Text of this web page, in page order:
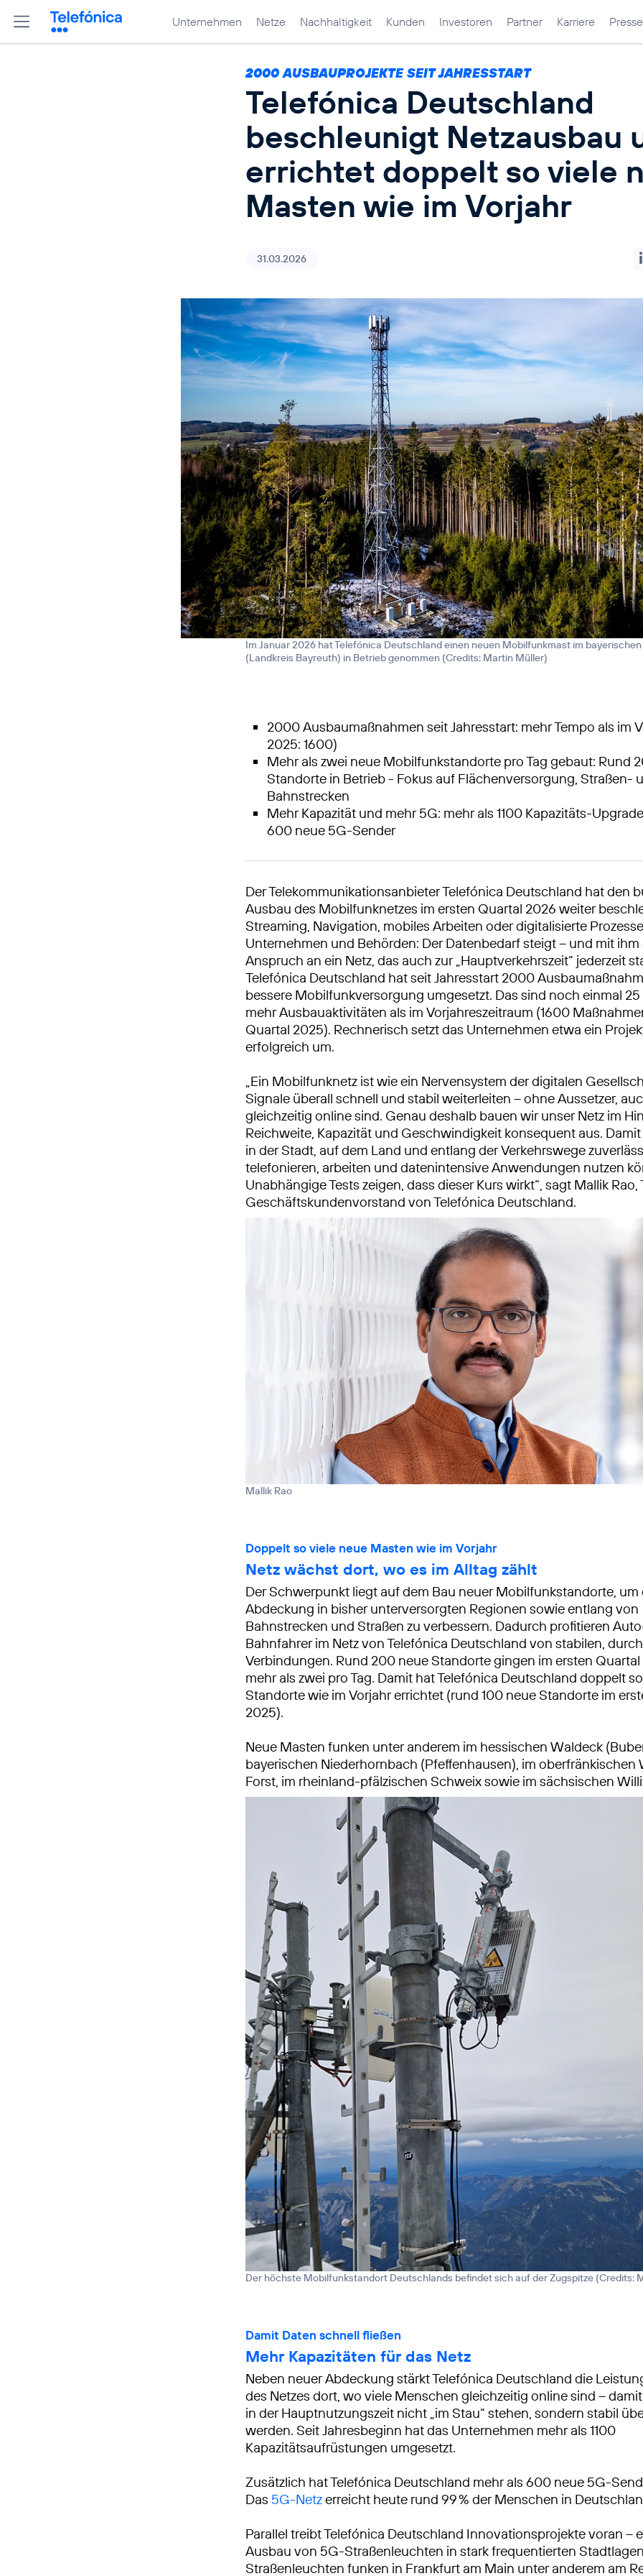
Unternehmen Netze Nachhaltigkeit Kunden Investoren Partner Karriere Presse
2000 AUSBAUPROJEKTE SEIT JAHRESSTART
Telefónica Deutschland
beschleunigt Netzausbau
errichtet doppelt so viele
Masten wie im Vorjahr
31.03.2026
Im Januar 2026 hat Telefónica Deutschland einen neuen Mobilfunkmast im
(Landkreis Bayreuth) in Betrieb genommen (Credits: Martin Müller)
2000 Ausbaumaßnahmen seit Jahresstart: mehr Tempo als im
2025: 1600)
Mehr als zwei neue Mobilfunkstandorte pro Tag gebaut: Rund
Standorte in Betrieb - Fokus auf Flächenversorgung, Straßen-
Bahnstrecken
Mehr Kapazität und mehr 5G: mehr als 1100 Kapazitäts-
600 neue 5G-Sender
Der Telekommunikationsanbieter Telefónica Deutschland hat den
Ausbau des Mobilfunknetzes im ersten Quartal 2026 weiter
Streaming, Navigation, mobiles Arbeiten oder digitalisierte
Unternehmen und Behörden: Der Datenbedarf steigt – und mit ihm
Anspruch an ein Netz, das auch zur „Hauptverkehrszeit“ jederzeit
Telefónica Deutschland hat seit Jahresstart 2000
bessere Mobilfunkversorgung umgesetzt. Das sind noch einmal
mehr Ausbauaktivitäten als im Vorjahreszeitraum (1600
Quartal 2025). Rechnerisch setzt das Unternehmen etwa ein
erfolgreich um.
„Ein Mobilfunknetz ist wie ein Nervensystem der digitalen
Signale überall schnell und stabil weiterleiten – ohne Aussetzer,
gleichzeitig online sind. Genau deshalb bauen wir unser Netz im
Reichweite, Kapazität und Geschwindigkeit konsequent aus.
in der Stadt, auf dem Land und entlang der Verkehrswege
telefonieren, arbeiten und datenintensive Anwendungen nutzen
Unabhängige Tests zeigen, dass dieser Kurs wirkt“, sagt Mallik
Geschäftskundenvorstand von Telefónica Deutschland.
Mallik Rao
Doppelt so viele neue Masten wie im Vorjahr
Netz wächst dort, wo es im Alltag zählt
Der Schwerpunkt liegt auf dem Bau neuer Mobilfunkstandorte, um
Abdeckung in bisher unterversorgten Regionen sowie entlang von
Bahnstrecken und Straßen zu verbessern. Dadurch profitieren
Bahnfahrer im Netz von Telefónica Deutschland von stabilen,
Verbindungen. Rund 200 neue Standorte gingen im ersten Quartal
mehr als zwei pro Tag. Damit hat Telefónica Deutschland doppelt
Standorte wie im Vorjahr errichtet (rund 100 neue Standorte im
2025).
Neue Masten funken unter anderem im hessischen Waldeck
bayerischen Niederhornbach (Pfeffenhausen), im oberfränkischen
Forst, im rheinland-pfälzischen Schweix sowie im sächsischen
Der höchste Mobilfunkstandort Deutschlands befindet sich auf der Zugspitze (Credits:
Damit Daten schnell fließen
Mehr Kapazitäten für das Netz
Neben neuer Abdeckung stärkt Telefónica Deutschland die
des Netzes dort, wo viele Menschen gleichzeitig online sind –
in der Hauptnutzungszeit nicht „im Stau“ stehen, sondern stabil
werden. Seit Jahresbeginn hat das Unternehmen mehr als 1100
Kapazitätsaufrüstungen umgesetzt.
Zusätzlich hat Telefónica Deutschland mehr als 600 neue 5G-
Das 5G-Netzerreicht heute rund 99 % der Menschen in
Parallel treibt Telefónica Deutschland Innovationsprojekte voran –
Ausbau von 5G-Straßenleuchten in stark frequentierten
Straßenleuchten funken in Frankfurt am Main unter anderem am